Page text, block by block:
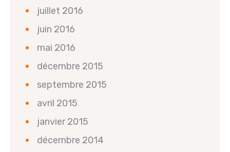
juillet 2016
juin 2016
mai 2016
décembre 2015
septembre 2015
avril 2015
janvier 2015
décembre 2014